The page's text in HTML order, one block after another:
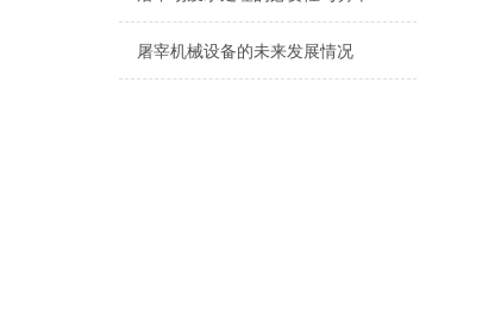
屠宰机械设备的未来发展情况